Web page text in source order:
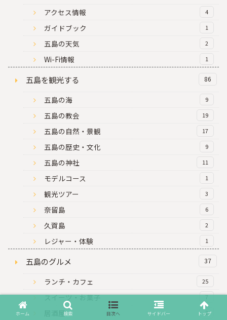
アクセス情報 4
ガイドブック 1
五島の天気 2
Wi-Fi情報 1
五島を観光する 86
五島の海 9
五島の教会 19
五島の自然・景観 17
五島の歴史・文化 9
五島の神社 11
モデルコース 1
観光ツアー 3
奈留島 6
久賀島 2
レジャー・体験 1
五島のグルメ 37
ランチ・カフェ 25
スイーツ・お菓子 7
居酒屋 2
ホーム 検索 目次へ サイドバー トップ